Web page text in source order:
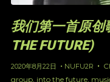
我们第一首原创
THE FUTURE)
2020年8月22日 NUFU2R
group, into the future,